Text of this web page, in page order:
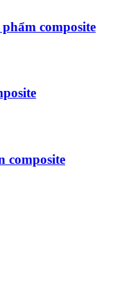
composite
composite